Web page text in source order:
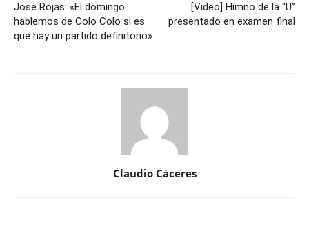
José Rojas: «El domingo
hablemos de Colo Colo si es
que hay un partido definitorio»
[Video] Himno de la “U”
presentado en examen final
Claudio Cáceres